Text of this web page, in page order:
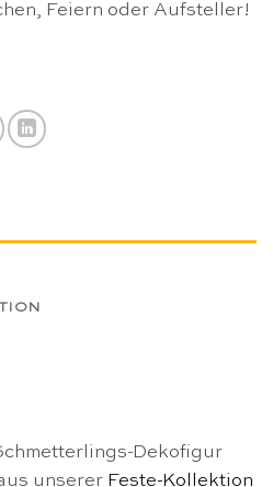
Feiern oder Aufsteller!
Dekofigur
unserer Feste-Kollektion